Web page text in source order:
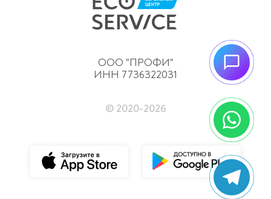
ООО "ПРОФИ"
ИНН 7736322031
© 2020-2026